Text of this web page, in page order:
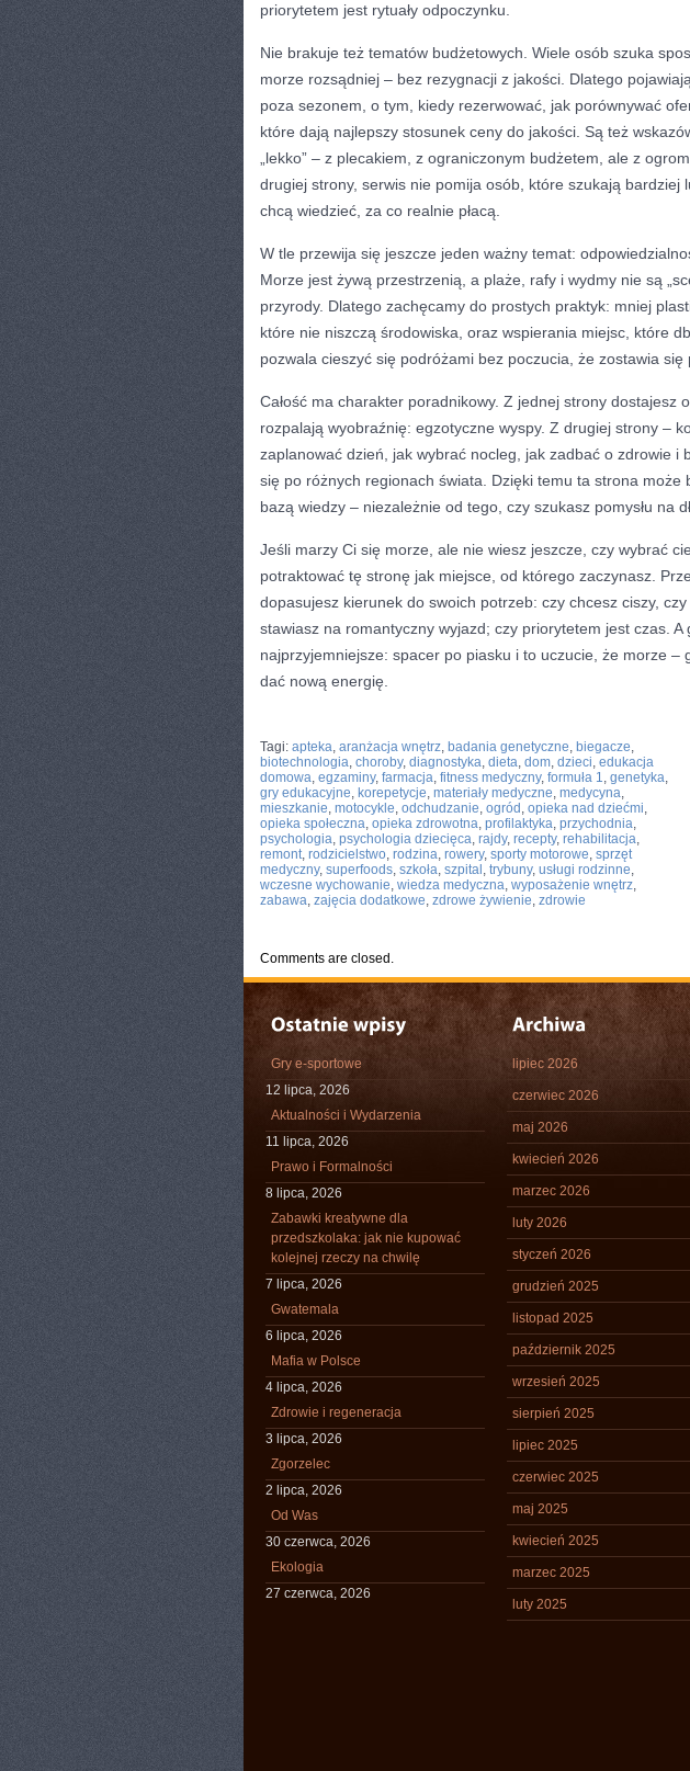
priorytetem jest rytuały odpoczynku.
Nie brakuje też tematów budżetowych. Wiele osób szuka
morze rozsądniej – bez rezygnacji z jakości. Dlatego
poza sezonem, o tym, kiedy rezerwować, jak porównywać
które dają najlepszy stosunek ceny do jakości. Są też
„lekko” – z plecakiem, z ograniczonym budżetem, ale z
drugiej strony, serwis nie pomija osób, które szukają bardziej
chcą wiedzieć, za co realnie płacą.
W tle przewija się jeszcze jeden ważny temat:
Morze jest żywą przestrzenią, a plaże, rafy i wydmy nie są
przyrody. Dlatego zachęcamy do prostych praktyk: mniej
które nie niszczą środowiska, oraz wspierania miejsc, które
pozwala cieszyć się podróżami bez poczucia, że zostawia się
Całość ma charakter poradnikowy. Z jednej strony dostajesz
rozpalają wyobraźnię: egzotyczne wyspy. Z drugiej strony –
zaplanować dzień, jak wybrać nocleg, jak zadbać o zdrowie i
się po różnych regionach świata. Dzięki temu ta strona może
bazą wiedzy – niezależnie od tego, czy szukasz pomysłu na
Jeśli marzy Ci się morze, ale nie wiesz jeszcze, czy wybrać
potraktować tę stronę jak miejsce, od którego zaczynasz.
dopasujesz kierunek do swoich potrzeb: czy chcesz ciszy,
stawiasz na romantyczny wyjazd; czy priorytetem jest czas. A
najprzyjemniejsze: spacer po piasku i to uczucie, że morze –
dać nową energię.
Tagi: apteka, aranżacja wnętrz, badania genetyczne, biegacze,
biotechnologia, choroby, diagnostyka, dieta, dom, dzieci, edukacja
domowa, egzaminy, farmacja, fitness medyczny, formuła 1, genetyka,
gry edukacyjne, korepetycje, materiały medyczne, medycyna,
mieszkanie, motocykle, odchudzanie, ogród , opieka nad dziećmi,
opieka społeczna, opieka zdrowotna, profilaktyka, przychodnia,
psychologia, psychologia dziecięca, rajdy, recepty, rehabilitacja,
remont, rodzicielstwo, rodzina, rowery, sporty motorowe, sprzęt
medyczny, superfoods, szkoła, szpital , trybuny, usługi rodzinne,
wczesne wychowanie, wiedza medyczna, wyposażenie wnętrz,
zabawa, zajęcia dodatkowe, zdrowe żywienie, zdrowie
Comments are closed.
Gry e-sportowe
12 lipca, 2026
Aktualności i Wydarzenia
11 lipca, 2026
Prawo i Formalności
8 lipca, 2026
Zabawki kreatywne dla
przedszkolaka: jak nie kupować
kolejnej rzeczy na chwilę
7 lipca, 2026
Gwatemala
6 lipca, 2026
Mafia w Polsce
4 lipca, 2026
Zdrowie i regeneracja
3 lipca, 2026
Zgorzelec
2 lipca, 2026
Od Was
30 czerwca, 2026
Ekologia
27 czerwca, 2026
lipiec 2026
czerwiec 2026
maj 2026
kwiecień 2026
marzec 2026
luty 2026
styczeń 2026
grudzień 2025
listopad 2025
październik 2025
wrzesień 2025
sierpień 2025
lipiec 2025
czerwiec 2025
maj 2025
kwiecień 2025
marzec 2025
luty 2025